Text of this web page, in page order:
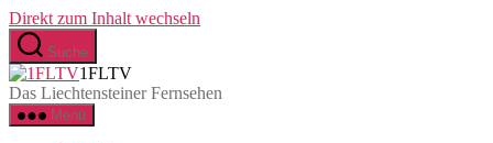
Direkt zum Inhalt wechseln
Suche
1FLTV
Das Liechtensteiner Fernsehen
Menü